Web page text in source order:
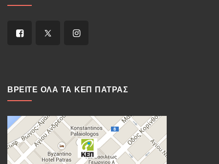
ΒΡΕΙΤΕ ΟΛΑ ΤΑ ΚΕΠ ΠΑΤΡΑΣ